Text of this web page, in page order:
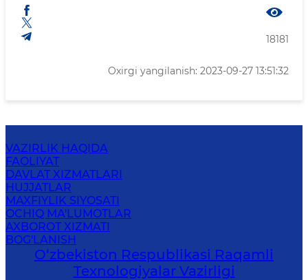
18181
Oxirgi yangilanish: 2023-09-27 13:51:32
VAZIRLIK HAQIDA
FAOLIYAT
DAVLAT XIZMATLARI
HUJJATLAR
MAXFIYLIK SIYOSATI
OCHIQ MA'LUMOTLAR
AXBOROT XIZMATI
BOG'LANISH
O‘zbekiston Respublikasi Raqamli
Texnologiyalar Vazirligi